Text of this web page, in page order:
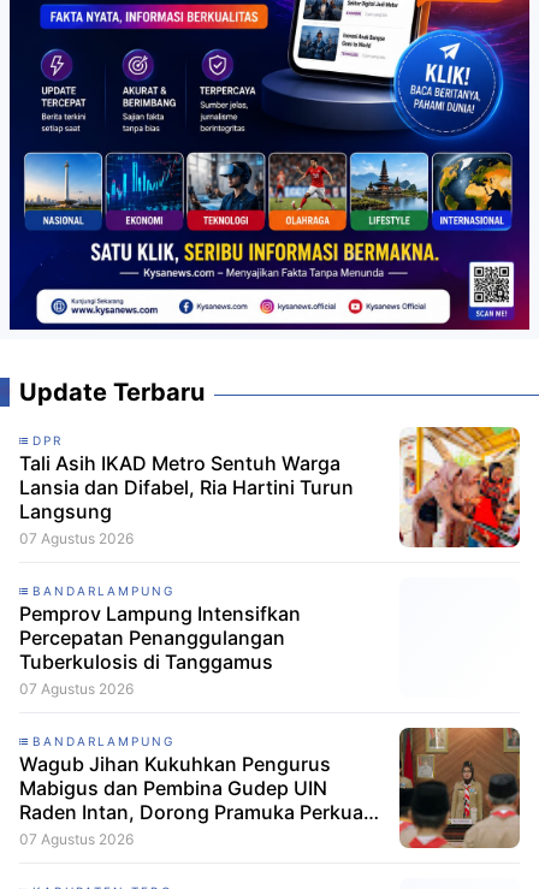
Update Terbaru
DPR
Tali Asih IKAD Metro Sentuh Warga
Lansia dan Difabel, Ria Hartini Turun
Langsung
07 Agustus 2026
BANDARLAMPUNG
Pemprov Lampung Intensifkan
Percepatan Penanggulangan
Tuberkulosis di Tanggamus
07 Agustus 2026
BANDARLAMPUNG
Wagub Jihan Kukuhkan Pengurus
Mabigus dan Pembina Gudep UIN
Raden Intan, Dorong Pramuka Perkuat
Karakter Generasi Muda
07 Agustus 2026